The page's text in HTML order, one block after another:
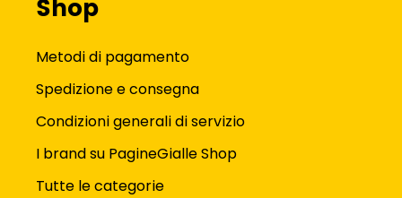
Shop
Metodi di pagamento
Spedizione e consegna
Condizioni generali di servizio
I brand su PagineGialle Shop
Tutte le categorie